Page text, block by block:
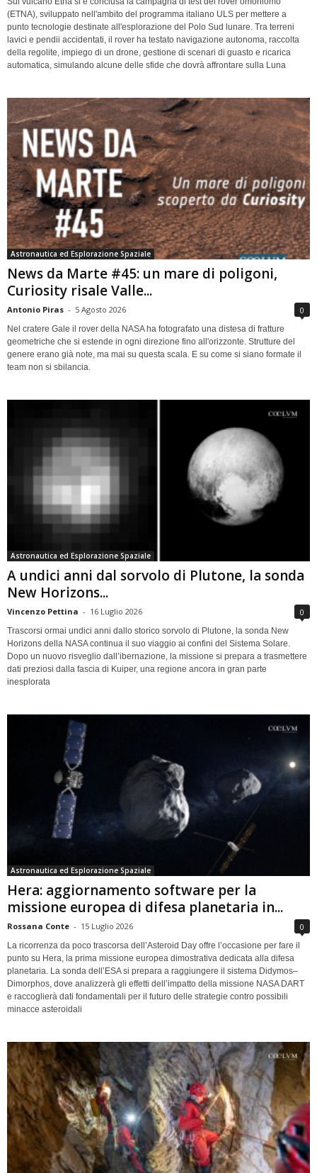
(ETNA), sviluppato nell'ambito del programma italiano ULS per mettere a
punto tecnologie destinate all'esplorazione del Polo Sud lunare. Tra terreni
lavici e pendii accidentati, il rover ha testato navigazione autonoma, raccolta
della regolite, impiego di un drone, gestione di scenari di guasto e ricarica
automatica, simulando alcune delle sfide che dovrà affrontare sulla Luna
Astronautica ed Esplorazione Spaziale
News da Marte #45: un mare di poligoni,
Curiosity risale Valle...
Antonio Piras - 5 Agosto 2026 0
Nel cratere Gale il rover della NASA ha fotografato una distesa di fratture
geometriche che si estende in ogni direzione fino all'orizzonte. Strutture del
genere erano già note, ma mai su questa scala. E su come si siano formate il
team non si sbilancia.
Astronautica ed Esplorazione Spaziale
A undici anni dal sorvolo di Plutone, la sonda
New Horizons...
Vincenzo Pettina - 16 Luglio 2026 0
Trascorsi ormai undici anni dallo storico sorvolo di Plutone, la sonda New
Horizons della NASA continua il suo viaggio ai confini del Sistema Solare.
Dopo un nuovo risveglio dall’ibernazione, la missione si prepara a trasmettere
dati preziosi dalla fascia di Kuiper, una regione ancora in gran parte
inesplorata
Astronautica ed Esplorazione Spaziale
Hera: aggiornamento software per la
missione europea di difesa planetaria in...
Rossana Conte - 15 Luglio 2026 0
La ricorrenza da poco trascorsa dell’Asteroid Day offre l’occasione per fare il
punto su Hera, la prima missione europea dimostrativa dedicata alla difesa
planetaria. La sonda dell’ESA si prepara a raggiungere il sistema Didymos–
Dimorphos, dove analizzerà gli effetti dell’impatto della missione NASA DART
e raccoglierà dati fondamentali per il futuro delle strategie contro possibili
minacce asteroidali